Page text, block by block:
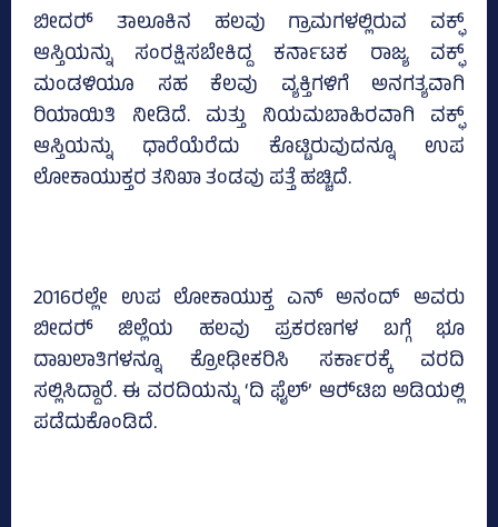
ಬೀದರ್‍‌ ತಾಲೂಕಿನ ಹಲವು ಗ್ರಾಮಗಳಲ್ಲಿರುವ ವಕ್ಫ್‌
ಆಸ್ತಿಯನ್ನು ಸಂರಕ್ಷಿಸಬೇಕಿದ್ದ ಕರ್ನಾಟಕ ರಾಜ್ಯ ವಕ್ಫ್‌
ಮಂಡಳಿಯೂ ಸಹ ಕೆಲವು ವ್ಯಕ್ತಿಗಳಿಗೆ ಅನಗತ್ಯವಾಗಿ
ರಿಯಾಯಿತಿ ನೀಡಿದೆ. ಮತ್ತು ನಿಯಮಬಾಹಿರವಾಗಿ ವಕ್ಫ್‌
ಆಸ್ತಿಯನ್ನು ಧಾರೆಯೆರೆದು ಕೊಟ್ಟಿರುವುದನ್ನೂ ಉಪ
ಲೋಕಾಯುಕ್ತರ ತನಿಖಾ ತಂಡವು ಪತ್ತೆ ಹಚ್ಚಿದೆ.
2016ರಲ್ಲೇ ಉಪ ಲೋಕಾಯುಕ್ತ ಎನ್‌ ಅನಂದ್‌ ಅವರು
ಬೀದರ್‍‌ ಜಿಲ್ಲೆಯ ಹಲವು ಪ್ರಕರಣಗಳ ಬಗ್ಗೆ ಭೂ
ದಾಖಲಾತಿಗಳನ್ನೂ ಕ್ರೋಢೀಕರಿಸಿ ಸರ್ಕಾರಕ್ಕೆ ವರದಿ
ಸಲ್ಲಿಸಿದ್ದಾರೆ. ಈ ವರದಿಯನ್ನು ‘ದಿ ಫೈಲ್‌’ ಆರ್‍‌ಟಿಐ ಅಡಿಯಲ್ಲಿ
ಪಡೆದುಕೊಂಡಿದೆ.